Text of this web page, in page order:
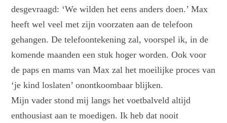
desgevraagd: ‘We wilden het eens anders doen.’ Max
heeft wel veel met zijn voorzaten aan de telefoon
gehangen. De telefoontekening zal, voorspel ik, in de
komende maanden een stuk hoger worden. Ook voor
de paps en mams van Max zal het moeilijke proces van
‘je kind loslaten’ onontkoombaar blijken.
Mijn vader stond mij langs het voetbalveld altijd
enthousiast aan te moedigen. Ik heb dat nooit